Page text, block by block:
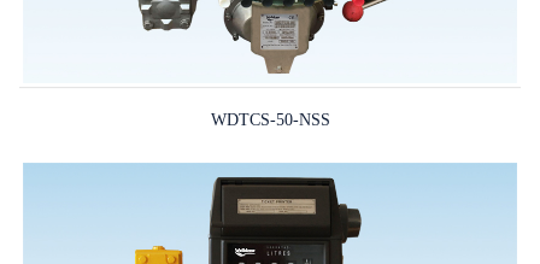
WDTCS-50-NSS